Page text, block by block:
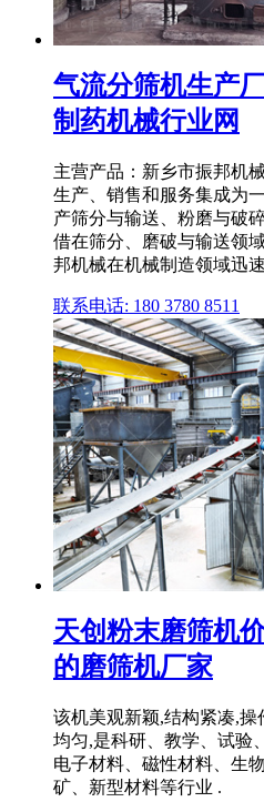
气流分筛机生产
制药机械行业网
主营产品：新乡市振邦机
生产、销售和服务集成为
产筛分与输送、粉磨与破
借在筛分、磨破与输送领
邦机械在机械制造领域迅速
联系电话: 180 3780 8511
天创粉末磨筛机
的磨筛机厂家
该机美观新颖,结构紧凑,
均匀,是科研、教学、试验
电子材料、磁性材料、生
矿、新型材料等行业 .